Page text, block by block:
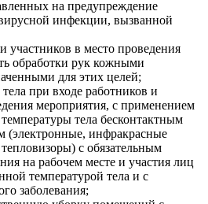
на предупреждение
инфекции, вызванной
участников в место проведения
обработки рук кожными
для этих целей;
при входе работников и
мероприятия, с применением
тела бесконтактным
(электронные, инфракрасные
с обязательным
на рабочем месте и участия лиц
температурой тела и с
заболевания;